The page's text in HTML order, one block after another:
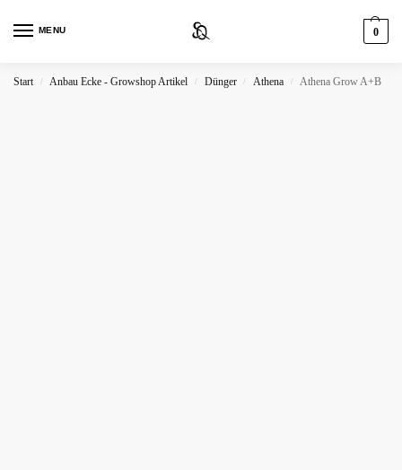
MENU 0
Start / Anbau Ecke - Growshop Artikel / Dünger / Athena / Athena Grow A+B